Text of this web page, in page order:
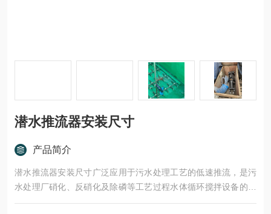
潜水推流器安装尺寸
产品简介
潜水推流器安装尺寸广泛应用于污水处理工艺的低速推流，是污
水处理厂硝化、反硝化及除磷等工艺过程水体循环搅拌设备的理
想选择。潜水推流器通过安装在池底的导杆和托架组件水平安装